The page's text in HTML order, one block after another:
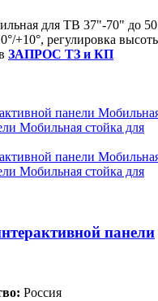
для ТВ 37"-70" до 50
+10°, регулировка
ЗАПРОС ТЗ и КП
панели
Россия